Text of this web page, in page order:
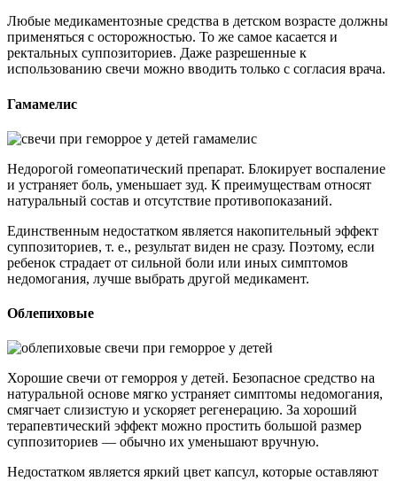
Любые медикаментозные средства в детском возрасте должны
применяться с осторожностью. То же самое касается и
ректальных суппозиториев. Даже разрешенные к
использованию свечи можно вводить только с согласия врача.
Гамамелис
Недорогой гомеопатический препарат. Блокирует воспаление
и устраняет боль, уменьшает зуд. К преимуществам относят
натуральный состав и отсутствие противопоказаний.
Единственным недостатком является накопительный эффект
суппозиториев, т. е., результат виден не сразу. Поэтому, если
ребенок страдает от сильной боли или иных симптомов
недомогания, лучше выбрать другой медикамент.
Облепиховые
Хорошие свечи от геморроя у детей. Безопасное средство на
натуральной основе мягко устраняет симптомы недомогания,
смягчает слизистую и ускоряет регенерацию. За хороший
терапевтический эффект можно простить большой размер
суппозиториев — обычно их уменьшают вручную.
Недостатком является яркий цвет капсул, которые оставляют